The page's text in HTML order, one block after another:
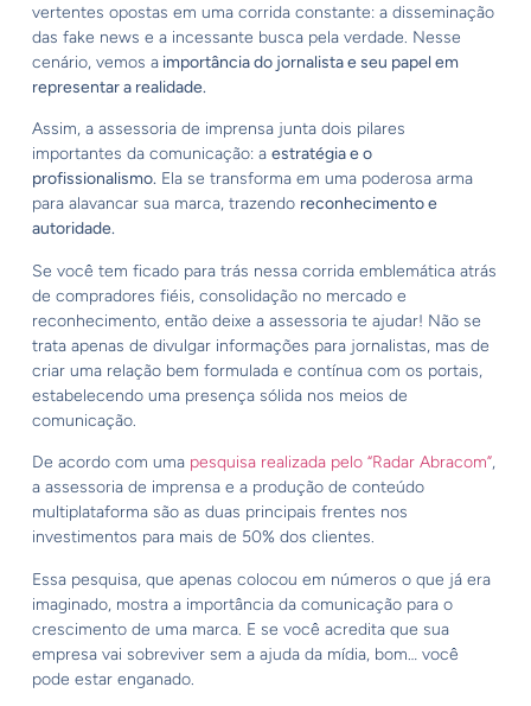
vertentes opostas em uma corrida constante: a disseminação
das fake news e a incessante busca pela verdade. Nesse
cenário, vemos aimportância do jornalista e seu papel em
representar a realidade.
Assim, a assessoria de imprensa junta dois pilares
importantes da comunicação: a estratégia e o
profissionalismo.Ela se transforma em uma poderosa arma
para alavancar sua marca, trazendo reconhecimento e
autoridade.
Se você tem ficado para trás nessa corrida emblemática atrás
de compradores fiéis, consolidação no mercado e
reconhecimento, então deixe a assessoria te ajudar! Não se
trata apenas de divulgar informações para jornalistas, mas de
criar uma relação bem formulada e contínua com os portais,
estabelecendo uma presença sólida nos meios de
comunicação.
De acordo com uma pesquisa realizada pelo “Radar Abracom”,
a assessoria de imprensa e a produção de conteúdo
multiplataforma são as duas principais frentes nos
investimentos para mais de 50% dos clientes.
Essa pesquisa, que apenas colocou em números o que já era
imaginado, mostra a importância da comunicação para o
crescimento de uma marca. E se você acredita que sua
empresa vai sobreviver sem a ajuda da mídia, bom… você
pode estar enganado.